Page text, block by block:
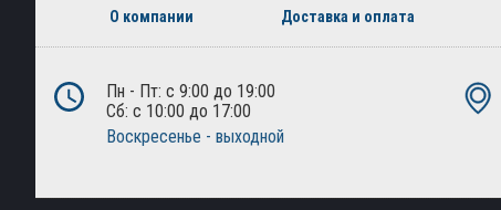
О компании Доставка и оплата
Пн - Пт: с 9:00 до 19:00
Сб: с 10:00 до 17:00
Воскресенье - выходной